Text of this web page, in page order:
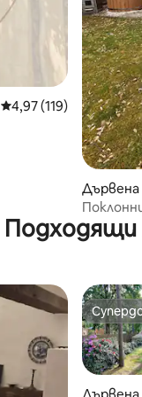
Средна оценка: 4,97
4,97 (119)
Дървена
ts
Подходящи